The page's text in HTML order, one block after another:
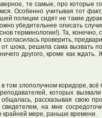
те самые, про которые
Особенно учитывая тот
полиции сидят не такие
убедительнее описать
терминологии!). Та, конечно,
проверить,
от шока, решила сама вызвать
другого, кроме как ждать.
том злополучном коридоре, всё
которых вызвали
рассказывая свою
на мне
крайней мере, раньше времени.